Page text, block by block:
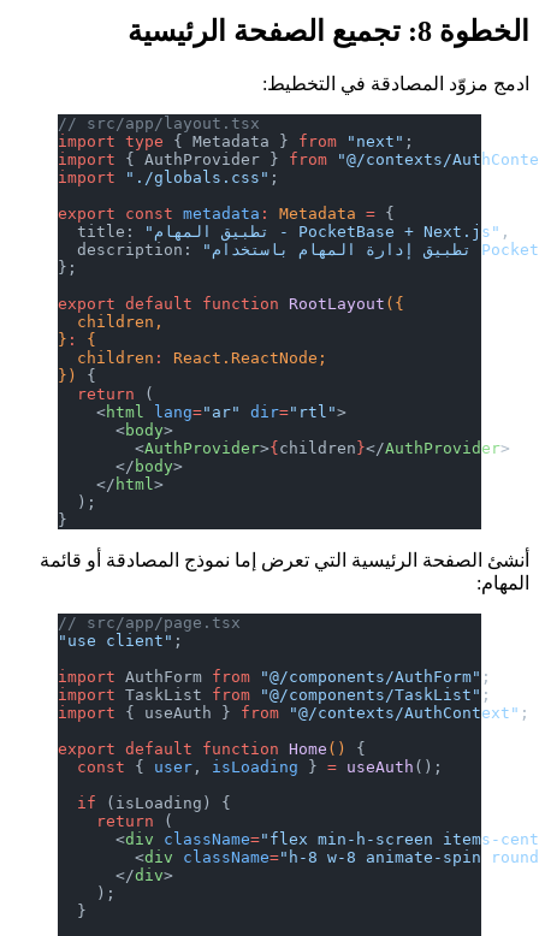
الخطوة 8: تجميع الصفحة الرئيسية
ادمج مزوّد المصادقة في التخطيط:
// src/app/layout.tsx
import type { Metadata } from "next"
import { AuthProvider } from
"@/contexts/
import
"./globals.css"
export const metadata Metadata = {
  title:
"تطبيق المهام - PocketBase + Next.js"
  description:
};
export default function RootLayout ({
  children,
}
{
  children
React.ReactNode;
})
  return
(
    <
html lang= "ar" dir= "rtl"
      <
body
        <
AuthProvider>{ children}</AuthProvider
      </
body
    </
html
  );
أنشئ الصفحة الرئيسية التي تعرض إما نموذج المصادقة أو قائمة
المهام:
// src/app/page.tsx
"use client"
import AuthForm from "@/components/AuthForm"
import TaskList from "@/components/TaskList"
import { useAuth } from "@/contexts/AuthContext"
export default function Home ()
  const
{ user , isLoading } useAuth ();
  if
(isLoading) {
    return
(
      <
div className= "flex min-h-screen items-
        <
div className= "h-8 w-8 animate-spin
      </
div
    );
  }